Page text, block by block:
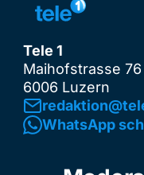
Tele 1
Maihofstrasse 76
6006 Luzern
WhatsApp